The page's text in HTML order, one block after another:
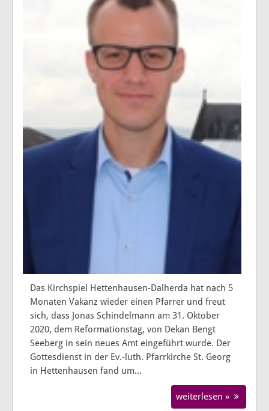
Das Kirchspiel Hettenhausen-Dalherda hat nach 5
Monaten Vakanz wieder einen Pfarrer und freut
sich, dass Jonas Schindelmann am 31. Oktober
2020, dem Reformationstag, von Dekan Bengt
Seeberg in sein neues Amt eingeführt wurde. Der
Gottesdienst in der Ev.-luth. Pfarrkirche St. Georg
in Hettenhausen fand um...
weiterlesen »